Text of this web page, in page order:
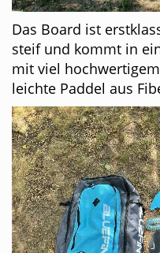
Das Board ist
steif und kommt in
mit viel
leichte Paddel aus